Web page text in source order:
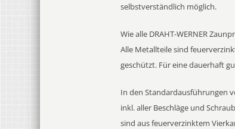
selbstverständlich möglich.
Wie alle DRAHT-WERNER
Alle Metallteile sind
geschützt. Für eine dauerhaft
In den Standardausführungen
inkl. aller Beschläge und
sind aus feuerverzinktem